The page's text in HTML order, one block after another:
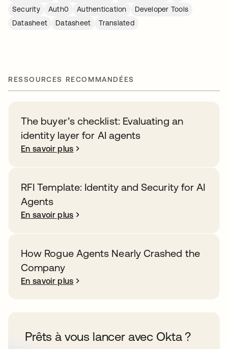
Security
Auth0 Authentication
Developer Tools
Datasheet
Datasheet Translated
RESSOURCES RECOMMANDÉES
The buyer’s checklist: Evaluating an
identity layer for AI agents
En savoir plus
RFI Template: Identity and Security for AI
Agents
En savoir plus
How Rogue Agents Nearly Crashed the
Company
En savoir plus
Prêts à vous lancer avec Okta ?